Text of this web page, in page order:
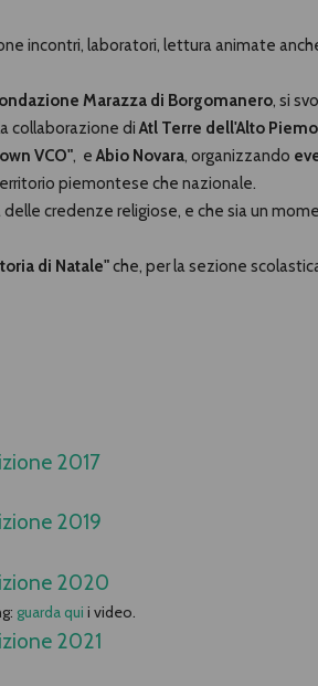
incontri, laboratori, lettura animate
Marazza di Borgomanero, si
collaborazione diAtl Terre dell'Alto
VCO", eAbio Novara, organizzando
piemontese che nazionale.
credenze religiose, e che sia un
di Natale"che, per la sezione
2017
2019
2020
guarda qui i video.
2021